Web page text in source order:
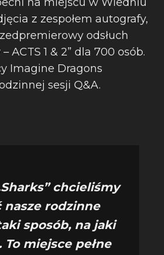
z zespołem autografy,
odsłuch
ACTS 1 & 2” dla 700 osób.
Imagine Dragons
sesji Q&A.
chcieliśmy
nasze rodzinne
sposób, na jaki
To miejsce pełne